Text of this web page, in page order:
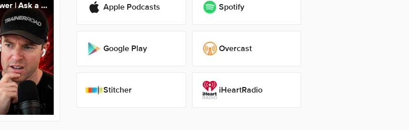
The Mental Trap That Makes You Slower | Ask a Cycling Coach Podcast 594 Apple Podcasts Spotify
Google Play Overcast
Stitcher iHeartRadio